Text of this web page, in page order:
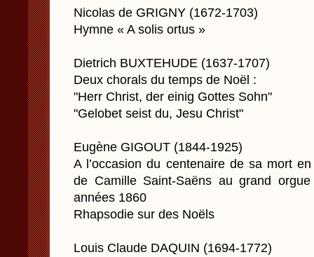
Nicolas de GRIGNY (1672-1703)
Hymne « A solis ortus »
Dietrich BUXTEHUDE (1637-1707)
Deux chorals du temps de Noël :
"Herr Christ, der einig Gottes Sohn"
"Gelobet seist du, Jesu Christ"
Eugène GIGOUT (1844-1925)
A l’occasion du centenaire de sa mort
de Camille Saint-Saëns au grand
années 1860
Rhapsodie sur des Noëls
Louis Claude DAQUIN (1694-1772)